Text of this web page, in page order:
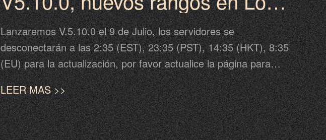
Luminarios y más materiales
pueden fundirse.
Lanzaremos V.5.10.0 el 9 de Julio, los servidores se
desconectarán a las 2:35 (EST), 23:35 (PST), 14:35 (HKT), 8:35
(EU) para la actualización, por favor actualice la página para
completar la actualización. La actualización puede ser anterior o
posterior al calendario propuesto, por favor tome el anuncio de
desplazamiento en el juego como estándar. Revise a
continuación para más detalles.
LEER MAS >>